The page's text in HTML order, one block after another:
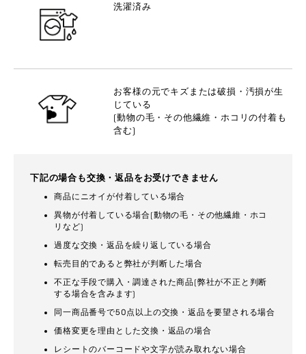
洗濯済み
お客様の元でキズまたは破損・汚損が生
じている
(動物の毛・その他繊維・ホコリの付着も
含む)
下記の場合も交換・返品をお受けできません
商品にニオイが付着している場合
異物が付着している場合(動物の毛・その他繊維・ホコ
リなど)
過度な交換・返品を繰り返している場合
転売目的であると弊社が判断した場合
不正な手段で購入・調達された商品(弊社が不正と判断
する場合を含みます)
同一商品番号で50点以上の交換・返品を要望される場合
価格変更を理由とした交換・返品の場合
レシートのバーコードや文字が読み取れない場合